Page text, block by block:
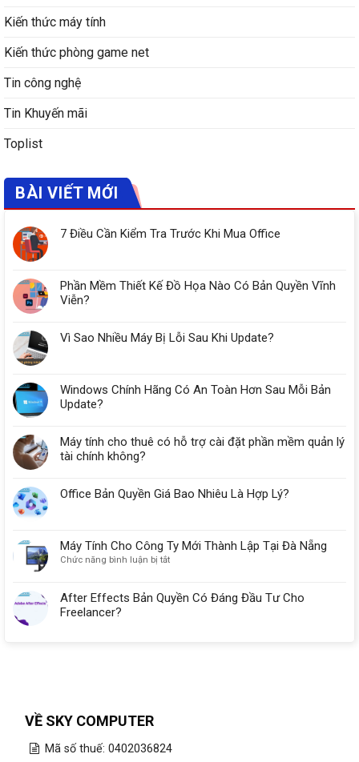
Kiến thức máy tính
Kiến thức phòng game net
Tin công nghệ
Tin Khuyến mãi
Toplist
BÀI VIẾT MỚI
7 Điều Cần Kiểm Tra Trước Khi Mua Office
Phần Mềm Thiết Kế Đồ Họa Nào Có Bản Quyền Vĩnh
Viễn?
Vì Sao Nhiều Máy Bị Lỗi Sau Khi Update?
Windows Chính Hãng Có An Toàn Hơn Sau Mỗi Bản
Update?
Máy tính cho thuê có hỗ trợ cài đặt phần mềm quản lý
tài chính không?
Office Bản Quyền Giá Bao Nhiêu Là Hợp Lý?
Máy Tính Cho Công Ty Mới Thành Lập Tại Đà Nẵng
Chức năng bình luận bị tắtở
Cho
After Effects Bản Quyền Có Đáng Đầu Tư Cho
Freelancer?
VỀ SKY COMPUTER
Mã số thuế: 0402036824